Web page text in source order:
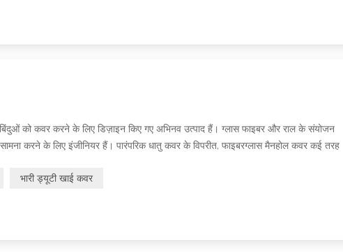
को कवर करने के लिए डिज़ाइन किए गए अभिनव उत्पाद हैं। ग्लास फाइबर और राल के संयोजन
करने के लिए इंजीनियर हैं। पारंपरिक धातु कवर के विपरीत, फाइबरग्लास मैनहोल कवर कई तरह
भारी ड्यूटी खाई कवर